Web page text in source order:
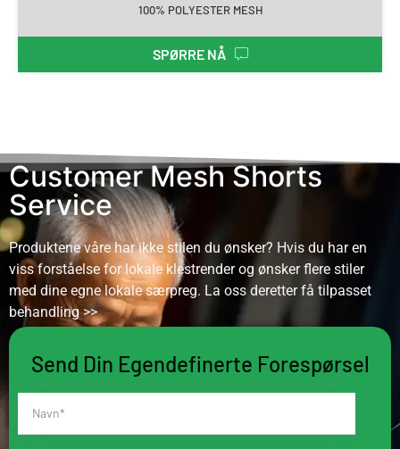
100% POLYESTER MESH
SPØRRE NÅ
Customer Mesh Shorts
Service
Produktene våre har ikke stilen du ønsker? Hvis du har en
viss forståelse for lokale klestrender og ønsker flere stiler
med dine egne lokale særpreg. La oss deretter få tilpasset
behandling >>
Send Din Egendefinerte Forespørsel